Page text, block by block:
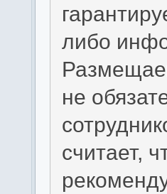
либо
не
считает,